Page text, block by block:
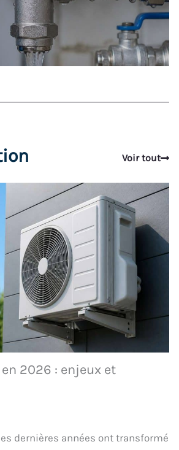
Voir tout
2026 : enjeux et
dernières années ont transformé